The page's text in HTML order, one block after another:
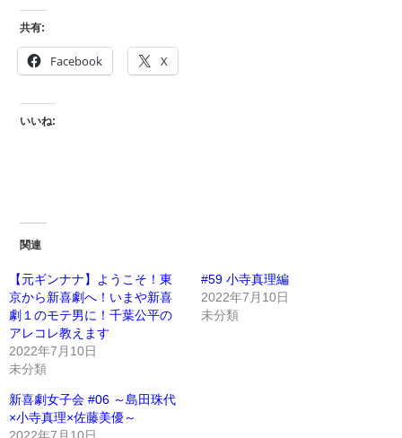
共有:
Facebook X
いいね:
関連
【元ギンナナ】ようこそ！東
京から新喜劇へ！いまや新喜
劇１のモテ男に！千葉公平の
アレコレ教えます
2022年7月10日
未分類
#59 小寺真理編
2022年7月10日
未分類
新喜劇女子会 #06 ～島田珠代
×小寺真理×佐藤美優～
2022年7月10日